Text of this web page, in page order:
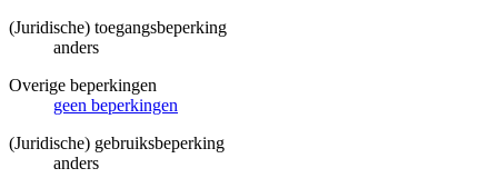
(Juridische) toegangsbeperking
anders
Overige beperkingen
geen beperkingen
(Juridische) gebruiksbeperking
anders